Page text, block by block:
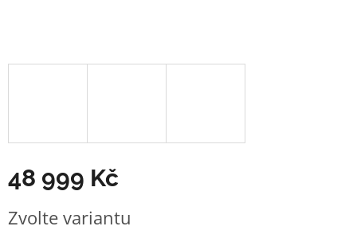
48 999 Kč
cena:
Zvolte variantu